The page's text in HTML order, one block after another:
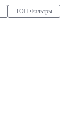
ТОП Фильтры